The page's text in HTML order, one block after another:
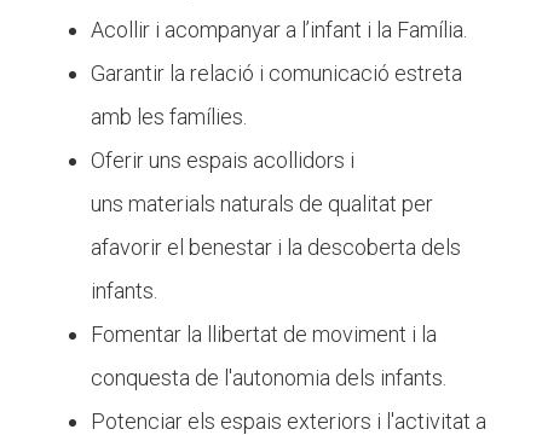
Acollir i acompanyar a l’infant i la Família.
Garantir la relació i comunicació estreta
amb les famílies.
Oferir uns espais acollidors i
uns materials naturals de qualitat per
afavorir el benestar i la descoberta dels
infants.
Fomentar la llibertat de moviment i la
conquesta de l'autonomia dels infants.
Potenciar els espais exteriors i l'activitat a